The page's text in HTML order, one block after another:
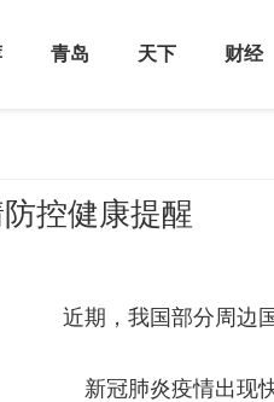
青岛 天下 财经
控健康提醒
近期，我国部分周边
新冠肺炎疫情出现